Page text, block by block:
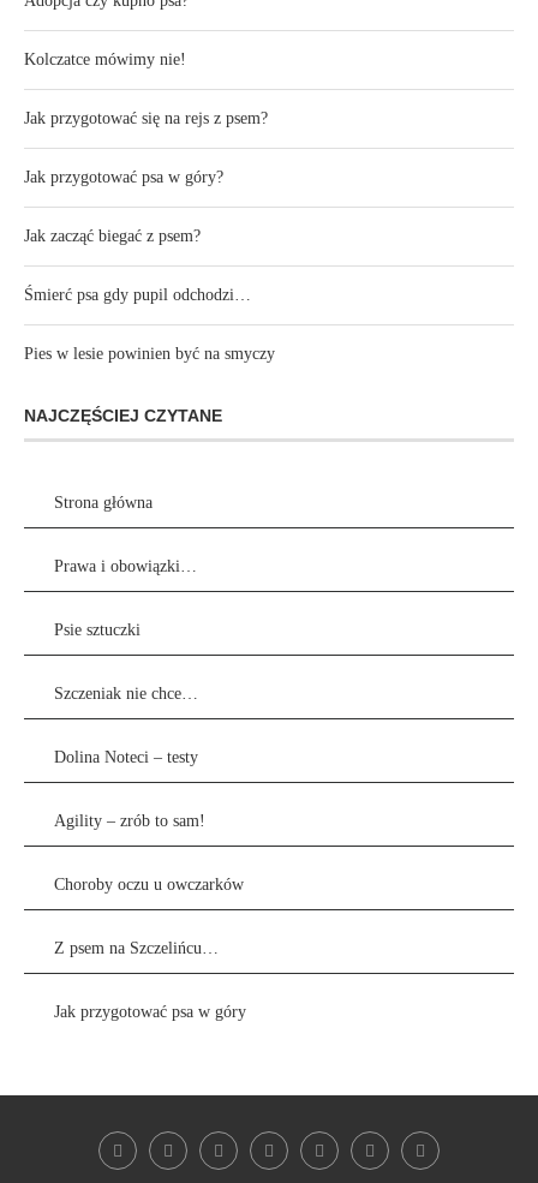
Kolczatce mówimy nie!
Jak przygotować się na rejs z psem?
Jak przygotować psa w góry?
Jak zacząć biegać z psem?
Śmierć psa gdy pupil odchodzi…
Pies w lesie powinien być na smyczy
NAJCZĘŚCIEJ CZYTANE
Strona główna
Prawa i obowiązki…
Psie sztuczki
Szczeniak nie chce…
Dolina Noteci – testy
Agility – zrób to sam!
Choroby oczu u owczarków
Z psem na Szczelińcu…
Jak przygotować psa w góry